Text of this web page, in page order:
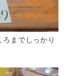
までしっかり